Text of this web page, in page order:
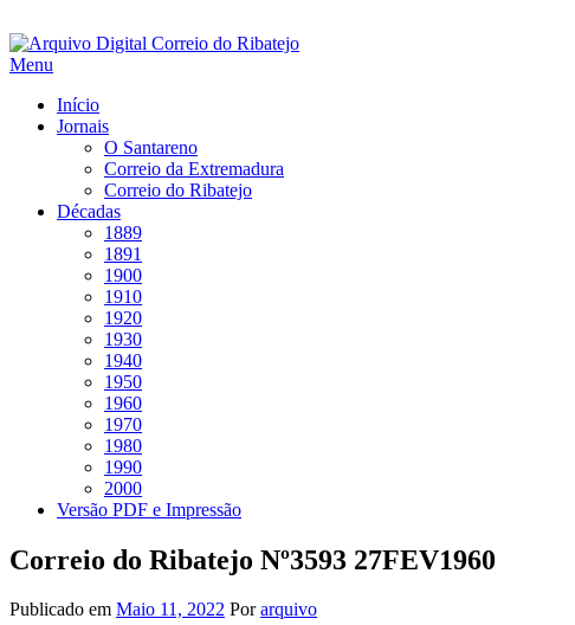
Saltar
para
Menu
Início
Jornais
O Santareno
Correio da Extremadura
Correio do Ribatejo
Décadas
1889
1891
1900
1910
1920
1930
1940
1950
1960
1970
1980
1990
2000
Versão PDF e Impressão
Correio do Ribatejo Nº3593 27FEV1960
Publicado em Maio 11, 2022 Porarquivo